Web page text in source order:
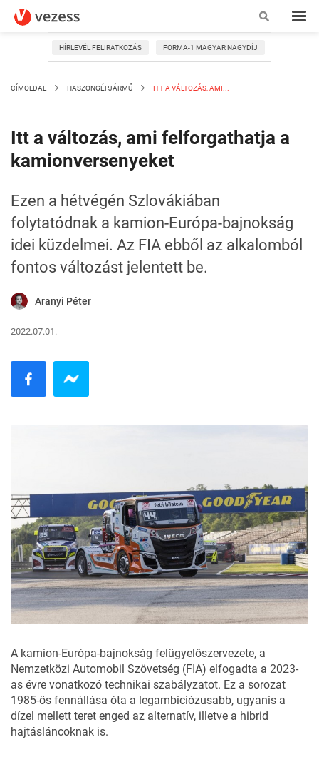
HÍRLEVÉL FELIRATKOZÁS FORMA-1 MAGYAR NAGYDÍJ
CÍMOLDAL HASZONGÉPJÁRMŰ ITT A VÁLTOZÁS, AMI...
Itt a változás, ami felforgathatja a
kamionversenyeket
Ezen a hétvégén Szlovákiában
folytatódnak a kamion-Európa-bajnokság
idei küzdelmei. Az FIA ebből az alkalomból
fontos változást jelentett be.
Aranyi Péter
2022.07.01.
A kamion-Európa-bajnokság felügyelőszervezete, a
Nemzetközi Automobil Szövetség (FIA) elfogadta a 2023-
as évre vonatkozó technikai szabályzatot. Ez a sorozat
1985-ös fennállása óta a legambiciózusabb, ugyanis a
dízel mellett teret enged az alternatív, illetve a hibrid
hajtásláncoknak is.